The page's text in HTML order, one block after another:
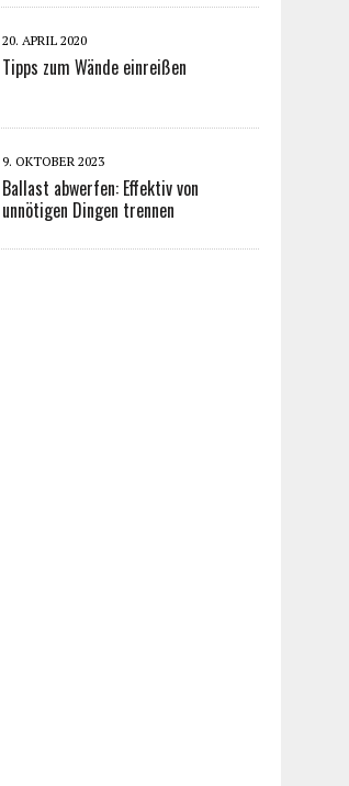
20. APRIL 2020
Tipps zum Wände einreißen
9. OKTOBER 2023
Ballast abwerfen: Effektiv von
unnötigen Dingen trennen